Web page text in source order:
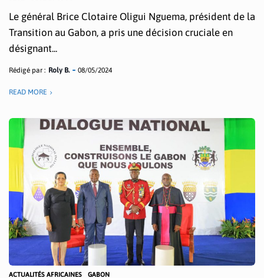
Le général Brice Clotaire Oligui Nguema, président de la
Transition au Gabon, a pris une décision cruciale en
désignant...
Rédigé par : Roly B. 08/05/2024
READ MORE
ACTUALITÉS AFRICAINES GABON